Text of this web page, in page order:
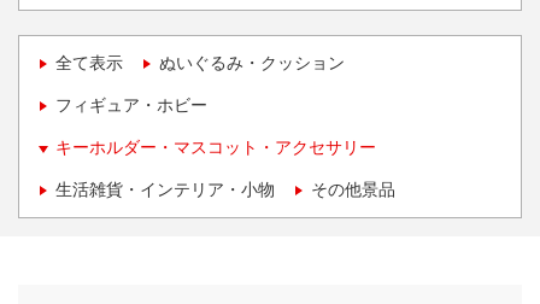
全て表示 ぬいぐるみ・クッション
フィギュア・ホビー
キーホルダー・マスコット・アクセサリー
生活雑貨・インテリア・小物 その他景品